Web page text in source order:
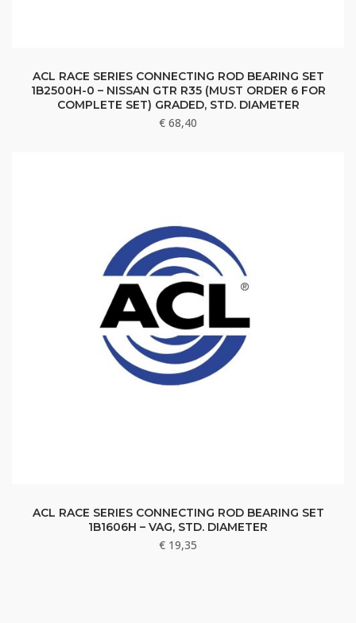
ACL RACE SERIES CONNECTING ROD BEARING SET
1B2500H-0 – NISSAN GTR R35 (MUST ORDER 6 FOR
COMPLETE SET) GRADED, STD. DIAMETER
€ 68,40
ACL RACE SERIES CONNECTING ROD BEARING SET
1B1606H – VAG, STD. DIAMETER
€ 19,35